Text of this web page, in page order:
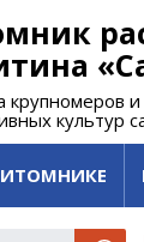
крупномеров
культур